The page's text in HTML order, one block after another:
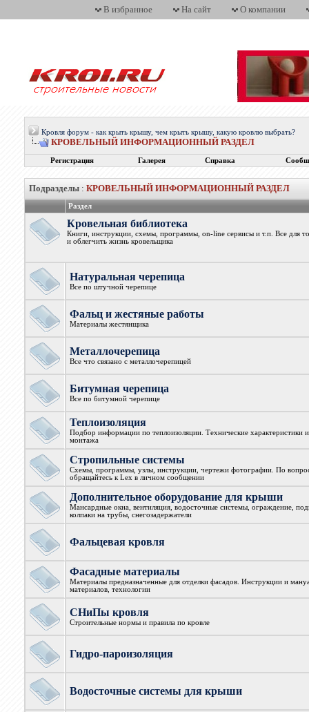
В избранное На сайт О компании
Кровля форум - как крыть крышу, чем крыть крышу, какую кровлю выбрать?
КРОВЕЛЬНЫЙ ИНФОРМАЦИОННЫЙ РАЗДЕЛ
Регистрация Галерея Справка
Подразделы: КРОВЕЛЬНЫЙ ИНФОРМАЦИОННЫЙ РАЗДЕЛ
Раздел
Кровельная библиотека
Книги, инструкции, схемы, программы, on-line сервисы и т.п. Все для
и облегчить жизнь кровельщика
Натуральная черепица
Все по штучной черепице
Фальц и жестяные работы
Материалы жестянщика
Металлочерепица
Все что связано с металлочерепицей
Битумная черепица
Все по битумной черепице
Теплоизоляция
Подбор информации по теплоизоляции. Технические характеристики
монтажа
Стропильные системы
Схемы, программы, узлы, инструкции, чертежи фотографии. По
обращайтесь к Lex в личном сообщении
Дополнительное оборудование для крыши
Мансардные окна, вентиляция, водосточные системы, ограждение,
колпаки на трубы, снегозадержатели
Фальцевая кровля
Фасадные материалы
Материалы предназначенные для отделки фасадов. Инструкции и
материалов, технологии
СНиПы кровля
Строительные нормы и правила по кровле
Гидро-пароизоляция
Водосточные системы для крыши